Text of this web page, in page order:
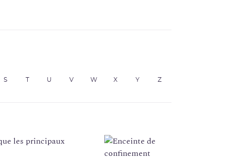
S T U V W X Y Z
les principaux